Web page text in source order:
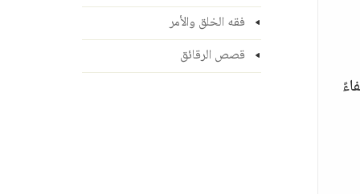
فقه الخلق والأمر
قصص الرقائق